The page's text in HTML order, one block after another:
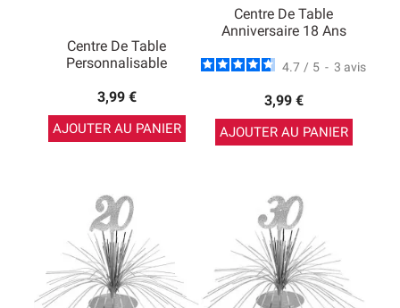
Centre De Table
Personnalisable
3,99 €
AJOUTER AU PANIER
Centre De Table
Anniversaire 18 Ans
4.7 / 5 - 3 avis
3,99 €
AJOUTER AU PANIER